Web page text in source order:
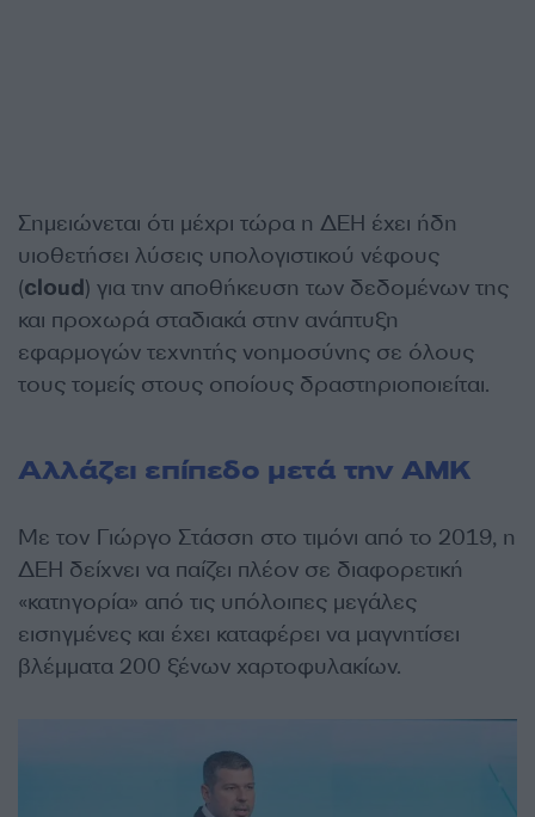
Σημειώνεται ότι μέχρι τώρα η ΔΕΗ έχει ήδη
υιοθετήσει λύσεις υπολογιστικού νέφους
(cloud) για την αποθήκευση των δεδομένων της
και προχωρά σταδιακά στην ανάπτυξη
εφαρμογών τεχνητής νοημοσύνης σε όλους
τους τομείς στους οποίους δραστηριοποιείται.
Αλλάζει επίπεδο μετά την ΑΜΚ
Με τον Γιώργο Στάσση στο τιμόνι από το 2019, η
ΔΕΗ δείχνει να παίζει πλέον σε διαφορετική
«κατηγορία» από τις υπόλοιπες μεγάλες
εισηγμένες και έχει καταφέρει να μαγνητίσει
βλέμματα 200 ξένων χαρτοφυλακίων.